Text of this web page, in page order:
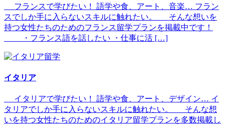
フランスで学びたい！ 語学や食、アート、音楽… フラン
スでしか手に入らないスキルに触れたい。 そんな想いを
持つ女性たちのためのフランス留学プランを掲載中です！
・フランス語を話したい ・仕事に活 […]
イタリア
イタリアで学びたい！ 語学や食、アート、デザイン… イ
タリアでしか手に入らないスキルに触れたい。 そんな想
いを持つ女性たちのためのイタリア留学プランを多数掲載し